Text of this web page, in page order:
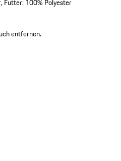
Futter: 100% Polyester
entfernen.